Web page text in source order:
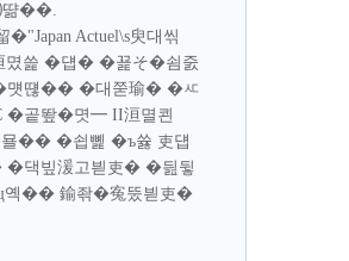
땲��.
Actuel\s臾대씪
쓽 �덉� �꾩そ�쇰줈
먯떊�� �대쭏瑜� �ㅼ
�곹뙆�몃━ II洹멸쾬
�쇱뼱 �ъ쓣 吏덉
댁빞湲고븯吏� �딆뒿
�� 鍮좎�寃뚰븯吏�